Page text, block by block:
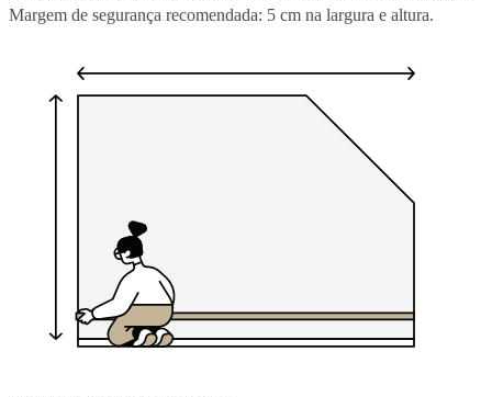
Margem de segurança recomendada: 5 cm na largura e altura.